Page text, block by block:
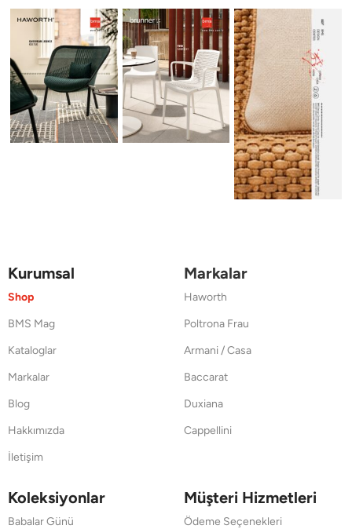
Kurumsal
Shop
BMS Mag
Kataloglar
Markalar
Blog
Hakkımızda
İletişim
Markalar
Haworth
Poltrona Frau
Armani / Casa
Baccarat
Duxiana
Cappellini
Koleksiyonlar
Babalar Günü
Müşteri Hizmetleri
Ödeme Seçenekleri